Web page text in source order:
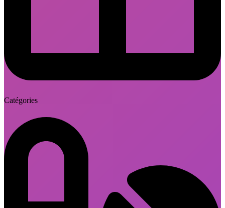
Catégories